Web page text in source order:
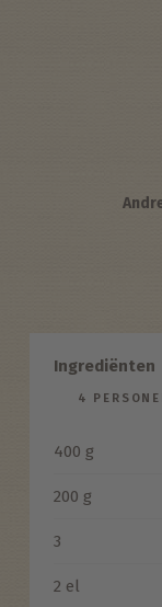
Ingrediënten
4
400 g
200 g
3
2 el